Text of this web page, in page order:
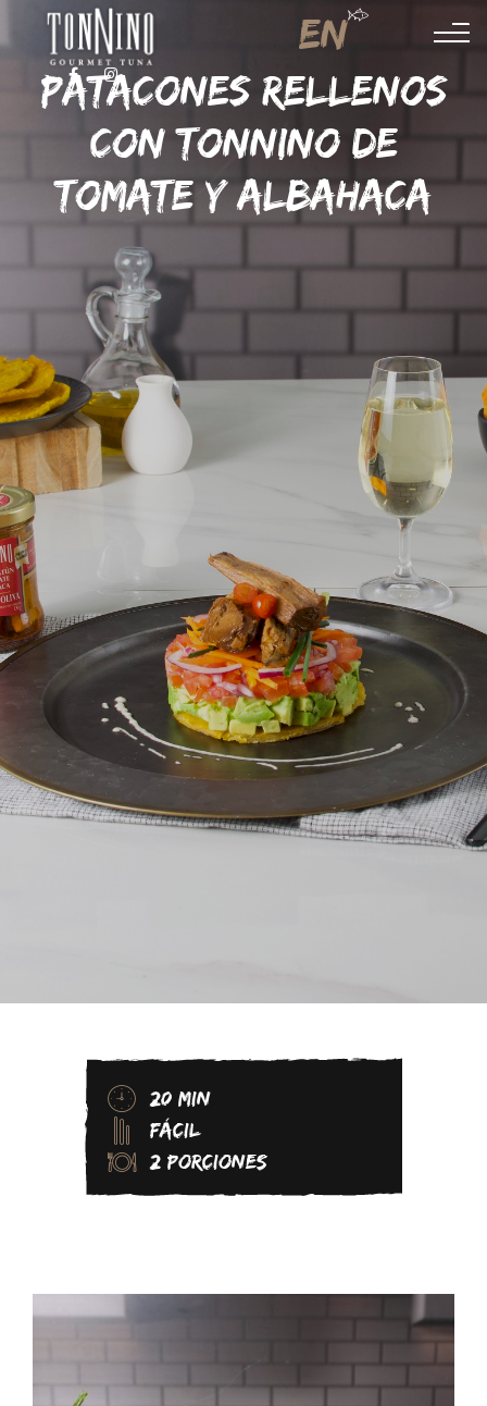
EN
FACEBOOKINSTAGRAM
PATACONES RELLENOS
CON TONNINO DE
TOMATE Y ALBAHACA
20 MIN
FÁCIL
2 PORCIONES